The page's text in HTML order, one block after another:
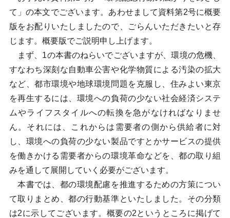
て」の本文でございます。あわせまして資料第2号に概要
版をお配りいたしましたので、ごらんいただきたいと存
じます。概要版でご説明申し上げます。
まず、1の本書のねらいでございますが、環境の危機、
すなわち深刻な自動車公害や化学物質による汚染の拡大
など、都市環境や地球環境問題を克服し、住みよい東京
を再生するには、環境への負荷の少ない社会経済システ
ムやライフスタイルへの転換を急がなければなりませ
ん。それには、これからは需要者の側から供給者に対
し、環境への負荷の少ない製品ですとかサービスの提供
を働きかける需要者からの環境革命などを、都の取り組
みを通して展開していく必要がございます。
本書では、都の環境配慮を推進するための方策につい
て取りまとめ、都の行動基準といたしました。その分類
は2に示してございます。概要の2というところに掲げて